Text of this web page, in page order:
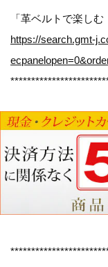
「革ベルトで楽し
https://search.gmt-